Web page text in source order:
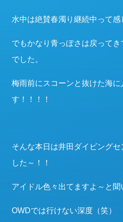
水中は絶賛春濁り継続中って感
でもかなり青っぽさは戻って
でした。
梅雨前にスコーンと抜けた海
す！！！！
そんな本日は井田ダイビングセ
した～！！
アイドル色々出てますよ～と聞
OWDでは行けない深度（笑）